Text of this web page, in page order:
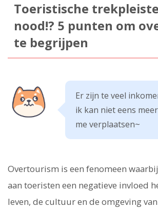
Toeristische
nood!? 5 punten om
te begrijpen
Er zijn te veel
ik kan niet eens
me verplaatsen~
Overtourism is een fenomeen
aan toeristen een negatieve invloed
leven, de cultuur en de omgeving